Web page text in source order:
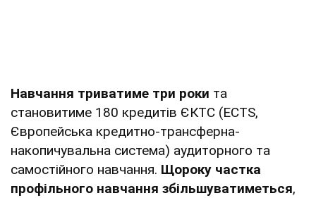
Навчання триватиме три роки та
становитиме 180 кредитів ЄКТС (ECTS,
Європейська кредитно-трансферна-
накопичувальна система) аудиторного та
самостійного навчання. Щороку частка
профільного навчання збільшуватиметься,